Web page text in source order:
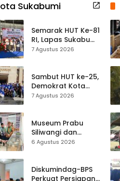
Sukabumi
Semarak HUT Ke-81
RI, Lapas Sukabumi
Resmi Gelar Pekan
7 Agustus 2026
Sambut HUT ke-25,
Demokrat Kota
Sukabumi
ASRI Lewat Aksi
Bersih Masjid
Agung
7 Agustus 2026
Museum Prabu
Siliwangi dan
Museum Keramik
Hampir 500 Koleksi
Dipisahkan
6 Agustus 2026
Diskumindag-BPS
Perkuat Persiapan